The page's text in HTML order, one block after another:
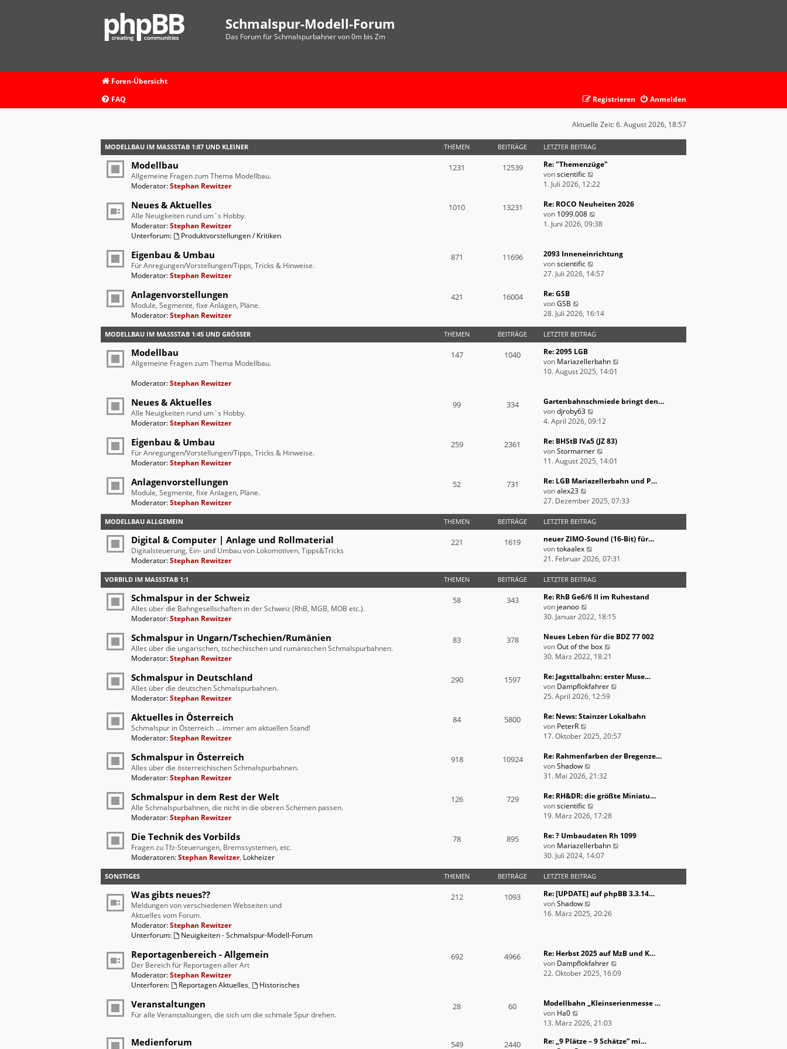
Schmalspur-Modell-Forum
Das Forum für Schmalspurbahner von 0m bis Zm
Foren-Übersicht
FAQ
Anmelden
Registrieren
Aktuelle Zeit: 6. August 2026, 18:57
MODELLBAU IM MASSSTAB 1:87 UND KLEINER THEMEN BEITRÄGE LETZTER BEITRAG
Modellbau
Allgemeine Fragen zum Thema Modellbau.
Moderator:Stephan Rewitzer
1231 12539
Re: "Themenzüge"
vonscientific
e
e
s
t
B
i
g
1. Juli 2026, 12:22
Neues & Aktuelles
Alle Neuigkeiten rund um´s Hobby.
Moderator:Stephan Rewitzer
Unterforum:
Produktvorstellungen / Kritiken
1010 13231
Re: ROCO Neuheiten 2026
von 1099.008
e
s
e
i
r
a
1. Juni 2026, 09:38
Eigenbau & Umbau
Für Anregungen/Vorstellungen/Tipps, Tricks & Hinweise.
Moderator:Stephan Rewitzer
871 11696
2093 Inneneinrichtung
vonscientific
e
t
r
B
i
t
g
27. Juli 2026, 14:57
Anlagenvorstellungen
Module, Segmente, fixe Anlagen, Pläne.
Moderator:Stephan Rewitzer
421 16004
Re: GSB
vonGSB
e
e
s
t
e
r
i
t
r
g
28. Juli 2026, 16:14
MODELLBAU IM MASSSTAB 1:45 UND GRÖSSER THEMEN BEITRÄGE LETZTER BEITRAG
Modellbau
Allgemeine Fragen zum Thema Modellbau.
Moderator:Stephan Rewitzer
147 1040
Re: 2095 LGB
von Mariazellerbahn
s
r
g
10. August 2025, 14:01
Neues & Aktuelles
Alle Neuigkeiten rund um´s Hobby.
Moderator:Stephan Rewitzer
99 334
Gartenbahnschmiede bringt den…
vondjroby63
e
e
s
t
r
e
t
r
a
4. April 2026, 09:12
Eigenbau & Umbau
Für Anregungen/Vorstellungen/Tipps, Tricks & Hinweise.
Moderator:Stephan Rewitzer
259 2361
Re: BHStB IVa5 (JZ 83)
vonStormarner
e
e
t
B
e
t
r
g
11. August 2025, 14:01
Anlagenvorstellungen
Module, Segmente, fixe Anlagen, Pläne.
Moderator:Stephan Rewitzer
52 731
Re: LGB Mariazellerbahn und P…
vonalex23
e
e
s
t
e
r
B
e
i
t
a
27. Dezember 2025, 07:33
MODELLBAU ALLGEMEIN THEMEN BEITRÄGE LETZTER BEITRAG
Digital & Computer | Anlage und Rollmaterial
Digitalsteuerung, Ein- und Umbau von Lokomotiven, Tipps&Tricks
Moderator:Stephan Rewitzer
221 1619
neuer ZIMO-Sound (16-Bit) für…
vontokaalex
e
e
s
t
r
e
i
t
a
g
21. Februar 2026, 07:31
VORBILD IM MASSSTAB 1:1 THEMEN BEITRÄGE LETZTER BEITRAG
Schmalspur in der Schweiz
Alles über die Bahngesellschaften in der Schweiz (RhB, MGB, MOB etc.).
Moderator:Stephan Rewitzer
58 343
Re: RhB Ge6/6 II im Ruhestand
von jeanoo
e
e
s
t
r
B
e
t
a
30. Januar 2022, 18:15
Schmalspur in Ungarn/Tschechien/Rumänien
Alles über die ungarischen, tschechischen und rumänischen Schmalspurbahnen.
Moderator:Stephan Rewitzer
83 378
Neues Leben für die BDZ 77 002
vonOut of the box
e
s
r
e
t
30. März 2022, 18:21
Schmalspur in Deutschland
Alles über die deutschen Schmalspurbahnen.
Moderator:Stephan Rewitzer
290 1597
Re: Jagsttalbahn: erster Muse…
von Dampflokfahrer
e
t
r
t
25. April 2026, 12:59
Aktuelles in Österreich
Schmalspur in Österreich ... immer am aktuellen Stand!
Moderator:Stephan Rewitzer
84 5800
Re: News: Stainzer Lokalbahn
von PeterR
e
e
s
r
B
e
t
r
a
17. Oktober 2025, 20:57
Schmalspur in Österreich
Alles über die österreichischen Schmalspurbahnen.
Moderator:Stephan Rewitzer
918 10924
Re: Rahmenfarben der Bregenze…
vonShadow
e
e
s
r
B
e
t
r
a
31. Mai 2026, 21:32
Schmalspur in dem Rest der Welt
Alle Schmalspurbahnen, die nicht in die oberen Schemen passen.
Moderator:Stephan Rewitzer
126 729
Re: RH&DR: die größte Miniatu…
vonscientific
e
e
s
t
r
B
e
t
19. März 2026, 17:28
Die Technik des Vorbilds
Fragen zu Tfz-Steuerungen, Bremssystemen, etc.
Moderatoren:Stephan Rewitzer, Lokheizer
78 895
Re: ? Umbaudaten Rh 1099
von Mariazellerbahn
s
t
t
a
30. Juli 2024, 14:07
SONSTIGES THEMEN BEITRÄGE LETZTER BEITRAG
Was gibts neues??
Meldungen von verschiedenen Webseiten und
Aktuelles vom Forum.
Moderator:Stephan Rewitzer
Unterforum:
Neuigkeiten - Schmalspur-Modell-Forum
212 1093
Re: [UPDATE] auf phpBB 3.3.14…
vonShadow
e
t
e
r
i
g
16. März 2025, 20:26
Reportagenbereich - Allgemein
Der Bereich für Reportagen aller Art
Moderator:Stephan Rewitzer
Unterforen:
Reportagen Aktuelles, Historisches
692 4966
Re: Herbst 2025 auf MzB und K…
von Dampflokfahrer
e
s
B
22. Oktober 2025, 16:09
Veranstaltungen
Für alle Veranstaltungen, die sich um die schmale Spur drehen.
28 60
Modellbahn „Kleinserienmesse …
von Ha0
e
e
13. März 2026, 21:03
Medienforum 549 2440
Re: „9 Plätze – 9 Schätze“ mi…